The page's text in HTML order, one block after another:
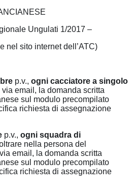
Ungulati 1/2017 –
nel sito internet dell’ATC)
p.v., ogni cacciatore a singolo
email, la domanda scritta
sul modulo precompilato
richiesta di assegnazione
p.v., ogni squadra di
nella persona del
email, la domanda scritta
sul modulo precompilato
richiesta di assegnazione